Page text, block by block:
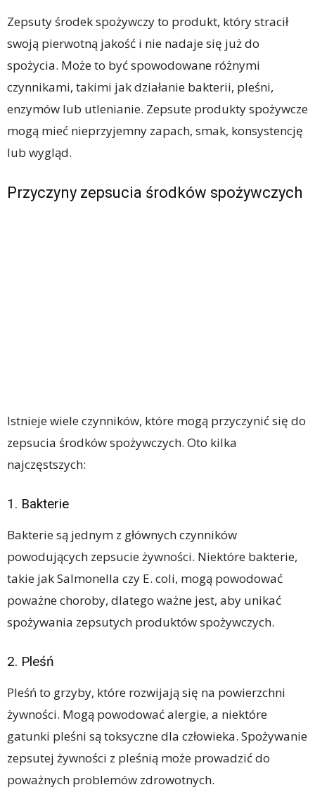
Zepsuty środek spożywczy to produkt, który stracił
swoją pierwotną jakość i nie nadaje się już do
spożycia. Może to być spowodowane różnymi
czynnikami, takimi jak działanie bakterii, pleśni,
enzymów lub utlenianie. Zepsute produkty spożywcze
mogą mieć nieprzyjemny zapach, smak, konsystencję
lub wygląd.
Przyczyny zepsucia środków spożywczych
Istnieje wiele czynników, które mogą przyczynić się do
zepsucia środków spożywczych. Oto kilka
najczęstszych:
1. Bakterie
Bakterie są jednym z głównych czynników
powodujących zepsucie żywności. Niektóre bakterie,
takie jak Salmonella czy E. coli, mogą powodować
poważne choroby, dlatego ważne jest, aby unikać
spożywania zepsutych produktów spożywczych.
2. Pleśń
Pleśń to grzyby, które rozwijają się na powierzchni
żywności. Mogą powodować alergie, a niektóre
gatunki pleśni są toksyczne dla człowieka. Spożywanie
zepsutej żywności z pleśnią może prowadzić do
poważnych problemów zdrowotnych.